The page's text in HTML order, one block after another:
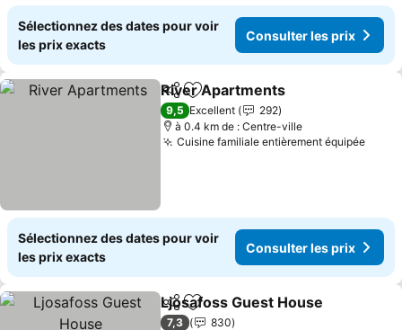
Sélectionnez des dates pour voir
les prix exacts
Consulter les prix
PartagerAjouter à mes favoris
River Apartments
9,5 Excellent
292
à 0.4 km de : Centre-ville
Cuisine familiale entièrement équipée
Sélectionnez des dates pour voir
les prix exacts
Consulter les prix
PartagerAjouter à mes favoris
Ljosafoss Guest House
7,3
830